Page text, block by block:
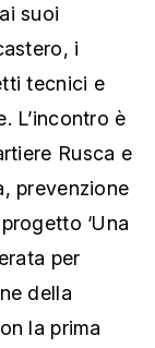
suoi
i
tecnici e
L’incontro è
Rusca e
prevenzione
‘Una
per
della
la prima